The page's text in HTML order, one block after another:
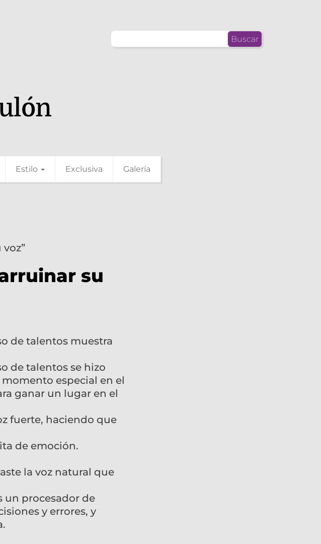
Estilo Exclusiva Galería
su
de talentos muestra
de talentos se hizo
especial en el
ganar un lugar en el
fuerte, haciendo que
de emoción.
la voz natural que
un procesador de
y errores, y